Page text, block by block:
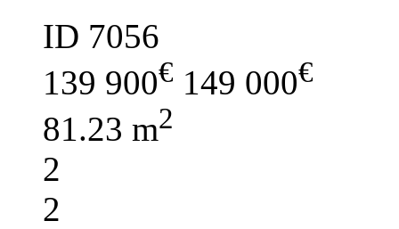
ID 7056
139 900€ 149 000€
81.23 m2
2
2